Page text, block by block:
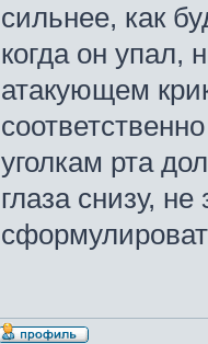
сильнее, как
когда он упал,
атакующем
уголкам рта
глаза снизу,